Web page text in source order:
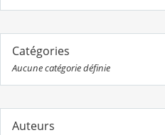
Catégories
Aucune catégorie définie
Auteurs